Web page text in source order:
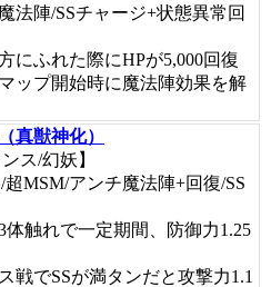
法陣/SSチャージ+状態異常回
にふれた際にHPが5,000回復
ップ開始時に魔法陣効果を解
真獣神化）
ス/幻妖】
MSM/アンチ魔法陣+回復/SS
体触れで一定期間、防御力1.25
戦でSSが満タンだと攻撃力1.1